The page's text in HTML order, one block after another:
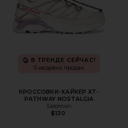
В ТРЕНДЕ СЕЙЧАС!
5 недавно продан
КРОССОВКИ-ХАЙКЕР XT-
PATHWAY NOSTALGIA
Salomon
$130